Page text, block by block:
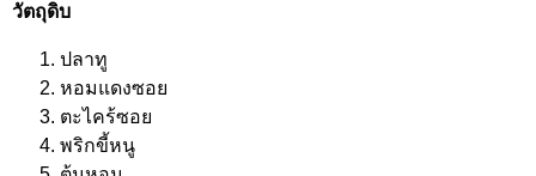
วัตถุดิบ
ปลาทู
หอมแดงซอย
ตะไคร้ซอย
พริกขี้หนู